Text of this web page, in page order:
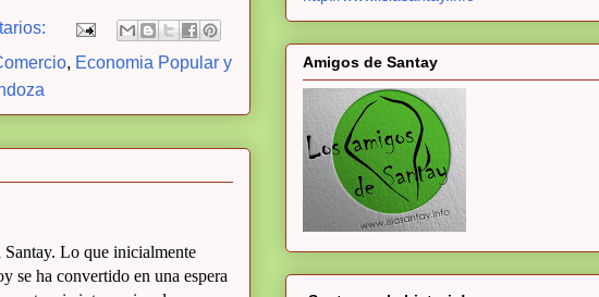
, Economia Popular y
Santay. Lo que inicialmente
se ha convertido en una espera
Amigos de Santay